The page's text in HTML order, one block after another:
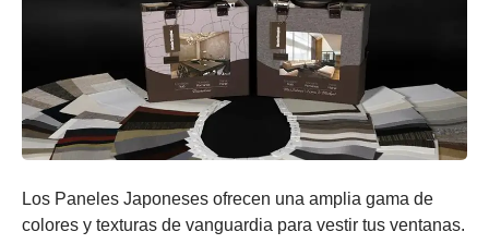
Los Paneles Japoneses ofrecen una amplia gama de
colores y texturas de vanguardia para vestir tus ventanas.